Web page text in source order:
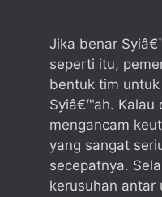
Jika benar
seperti itu,
bentuk tim
Syiâ€™ah. Kalau
mengancam
yang sangat
secepatnya.
kerusuhan antar